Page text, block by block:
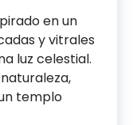
en un
y vitrales
luz celestial.
templo